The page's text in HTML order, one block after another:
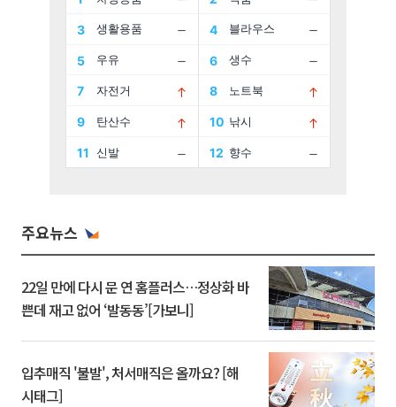
주요뉴스
22일 만에 다시 문 연 홈플러스…정상화 바
쁜데 재고 없어 ‘발동동’[가보니]
입추매직 '불발', 처서매직은 올까요? [해
시태그]